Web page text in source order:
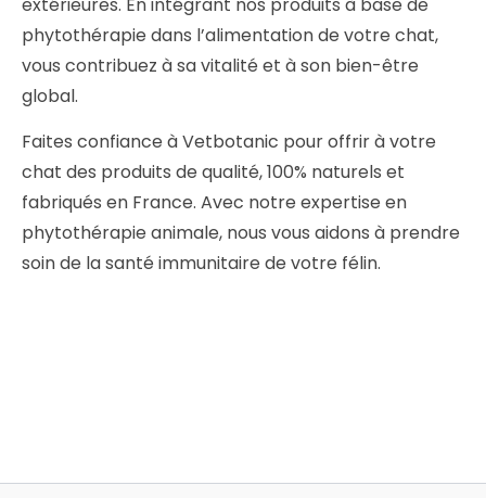
phytothérapie dans l’alimentation de votre chat,
vous contribuez à sa vitalité et à son bien-être
global.
Faites confiance à Vetbotanic pour offrir à votre
chat des produits de qualité, 100% naturels et
fabriqués en France. Avec notre expertise en
phytothérapie animale, nous vous aidons à prendre
soin de la santé immunitaire de votre félin.